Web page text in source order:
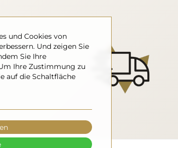
und Cookies von
Und zeigen Sie
Sie Ihre
Ihre Zustimmung zu
auf die Schaltfläche